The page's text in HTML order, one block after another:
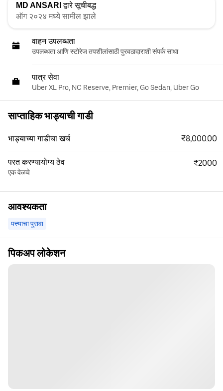
MD ANSARI द्वारे सूचीबद्ध
ऑग २०२४ मध्ये सामील झाले
वाहन उपलब्धता
उपलब्धता आणि स्टोरेज तपशीलांसाठी पुरवठादाराशी संपर्क साधा
पात्र सेवा
Uber XL Pro, NC Reserve, Premier, Go Sedan, Uber Go
साप्ताहिक भाड्याची गाडी
भाड्याच्या गाडीचा खर्च ₹8,000.00
परत करण्यायोग्य ठेव
एक वेळचे
₹2000
आवश्यकता
पत्त्याचा पुरावा
पिकअप लोकेशन